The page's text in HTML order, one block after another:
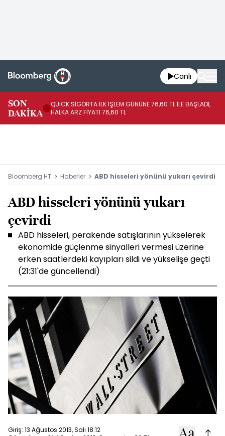
Canlı
SON
DAKİKA
QUICK SİGORTA İLK İŞLEM GÜNÜNE 76,60 TL İLE BAŞLADI,
HALKA ARZ FİYATI 76,60 TL
Bloomberg HT Haberler ABD hisseleri yönünü yukarı çevirdi
ABD hisseleri yönünü yukarı
çevirdi
ABD hisseleri, perakende satışlarının yükselerek
ekonomide güçlenme sinyalleri vermesi üzerine
erken saatlerdeki kayıpları sildi ve yükselişe geçti
(21:31'de güncellendi)
Giriş: 13 Ağustos 2013, Salı 18:12